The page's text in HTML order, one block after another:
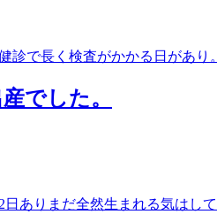
診で長く検査がかかる日があり
でした。
日ありまだ全然生まれる気はし